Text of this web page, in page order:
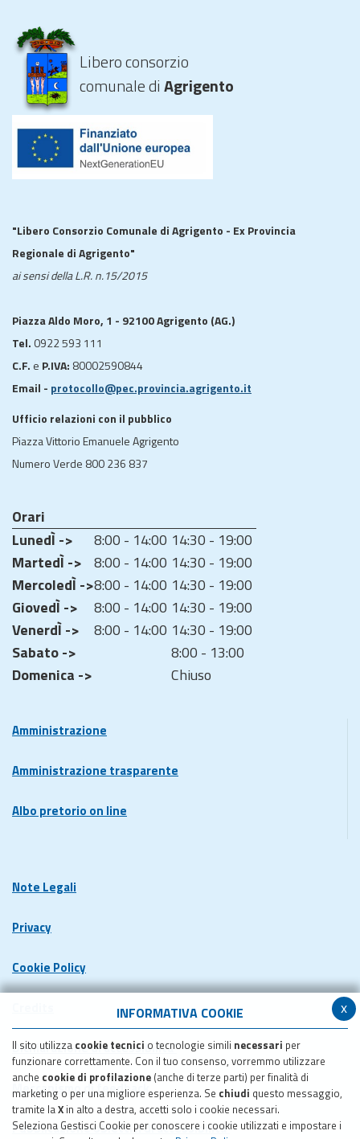
x
INFORMATIVA COOKIE
Il sito utilizza cookie tecnici o tecnologie simili necessari per
funzionare correttamente. Con il tuo consenso, vorremmo utilizzare
anche cookie di profilazione (anche di terze parti) per finalità di
marketing o per una migliore esperienza. Se chiudi questo messaggio,
tramite laX in alto a destra, accetti solo i cookie necessari.
Seleziona Gestisci Cookie per conoscere i cookie utilizzati e impostare i
Libero consorzio
comunale diAgrigento
"Libero Consorzio Comunale di Agrigento - Ex Provincia
Regionale di Agrigento"
ai sensi della L.R. n.15/2015
Piazza Aldo Moro, 1 - 92100 Agrigento (AG.)
Tel. 0922 593 111
C.F. e P.IVA: 80002590844
Email - protocollo@pec.provincia.agrigento.it
Ufficio relazioni con il pubblico
Piazza Vittorio Emanuele Agrigento
Numero Verde 800 236 837
Orari
LunedÌ ->
8:00 - 14:00 14:30 - 19:00
MartedÌ -> 8:00 - 14:00 14:30 - 19:00
MercoledÌ ->8:00 - 14:00 14:30 - 19:00
GiovedÌ ->
8:00 - 14:00 14:30 - 19:00
VenerdÌ ->
8:00 - 14:00 14:30 - 19:00
Sabato ->
8:00 - 13:00
Domenica ->
Chiuso
Amministrazione
Amministrazione trasparente
Albo pretorio on line
Note Legali
Privacy
Cookie Policy
Dichiarazione di accessibilita'
Meccanismo di feedback
Pubblicazione obiettivi di accessibilita'